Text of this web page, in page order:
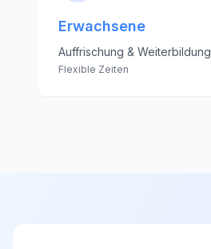
Erwachsene
Auffrischung & Weiterbildung
Flexible Zeiten